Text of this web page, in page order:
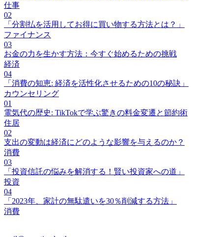
仕事
02
「分割払を活用してお得に買い物する方法とは？」
ファイナンス
03
お金の力を生かす方法：今すぐ始めるための挑戦
経済
04
「消費の知恵: 経済を活性化させるための10の秘訣」
カウンセリング
01
電気代の歴史: TikTokで学ぶ驚きの料金変遷と節約術
住居
02
支出の変動は経済にどのような影響を与えるのか？
消費
03
「投資信託の悩みを解消する！賢い投資家への道」
投資
04
「2023年、家計の無駄遣いを30％削減する方法」
消費